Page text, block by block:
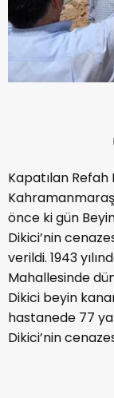
Kapatılan Refah
önce ki gün
Dikici’nin
verildi. 1943
Mahallesinde
Dikici beyin
hastanede 77
Dikici’nin